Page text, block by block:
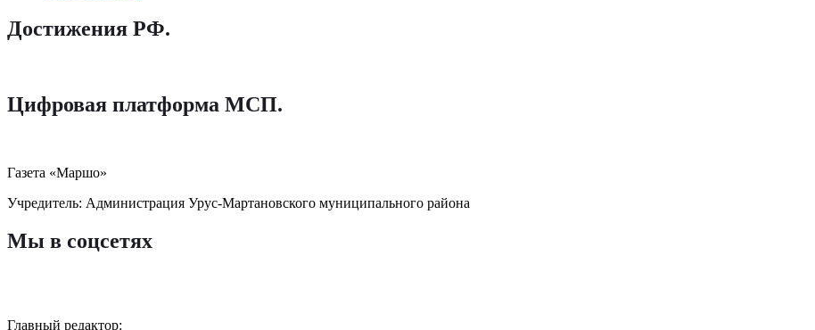
Достижения РФ.
Цифровая платформа МСП.
Газета «Маршо»
Учредитель: Администрация Урус-Мартановского муниципального района
Мы в соцсетях
Главный редактор: